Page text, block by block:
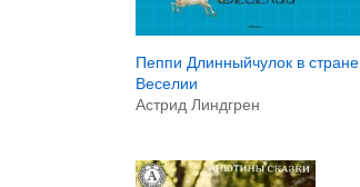
Пеппи Длинныйчулок в стране
Веселии
Астрид Линдгрен